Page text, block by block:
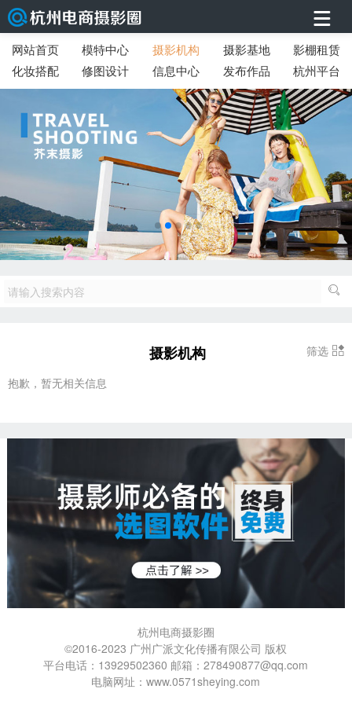
网站首页 模特中心 摄影机构 摄影基地
影棚租赁
化妆搭配
修图设计 信息中心 发布作品 杭州平台
摄影机构 筛选
抱歉，暂无相关信息
杭州电商摄影圈
©2016-2023 广州广派文化传播有限公司 版权
平台电话：13929502360 邮箱：278490877@qq.com
电脑网址：www.0571sheying.com